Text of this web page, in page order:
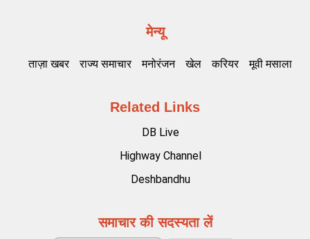
मेन्यू
ताज़ा खबर राज्य समाचार मनोरंजन खेल करियर मूवी मसाला
Related Links
DB Live
Highway Channel
Deshbandhu
समाचार की सदस्यता लें